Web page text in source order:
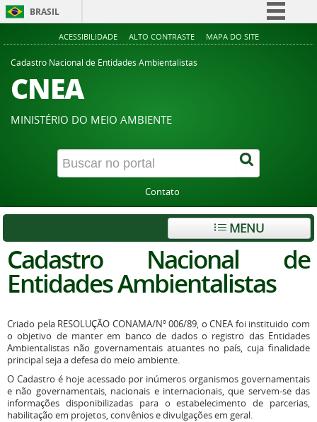
BRASIL
Simplifique!
Canais
ACESSIBILIDADE ALTO CONTRASTE MAPA DO SITE
Cadastro Nacional de Entidades Ambientalistas
CNEA
MINISTÉRIO DO MEIO AMBIENTE
Contato
MENU
Cadastro Nacional de
Entidades Ambientalistas
Criado pela RESOLUÇÃO CONAMA/Nº 006/89, o CNEA foi instituido com
o objetivo de manter em banco de dados o registro das Entidades
Ambientalistas não governamentais atuantes no país, cuja finalidade
principal seja a defesa do meio ambiente.
O Cadastro é hoje acessado por inúmeros organismos governamentais
e não governamentais, nacionais e internacionais, que servem-se das
informações disponibilizadas para o estabelecimento de parcerias,
habilitação em projetos, convênios e divulgações em geral.